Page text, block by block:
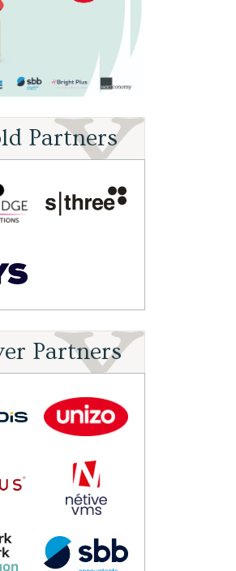
Partners
Partners